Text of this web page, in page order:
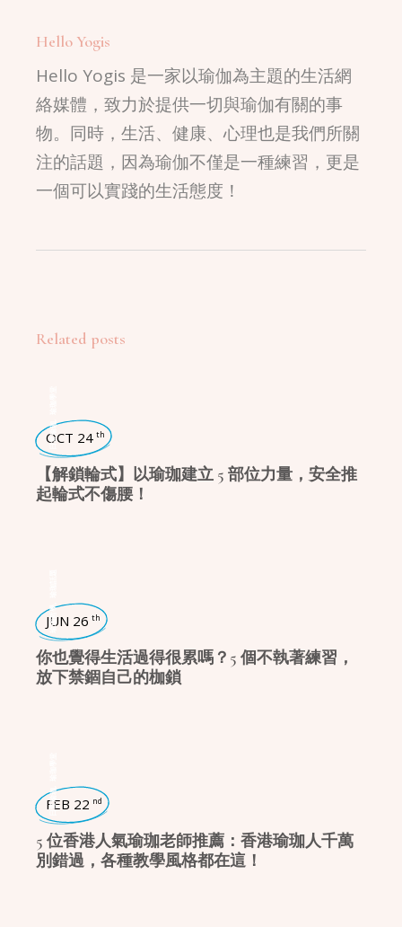
Hello Yogis
Hello Yogis 是一家以瑜伽為主題的生活網
絡媒體，致力於提供一切與瑜伽有關的事
物。同時，生活、健康、心理也是我們所關
注的話題，因為瑜伽不僅是一種練習，更是
一個可以實踐的生活態度！
Related posts
日常瑜珈
OCT 24 th
【解鎖輪式】以瑜珈建立 5 部位力量，安全推
起輪式不傷腰！
瑜珈哲學
JUN 26 th
你也覺得生活過得很累嗎？5 個不執著練習，
放下禁錮自己的枷鎖
日常瑜珈
FEB 22 nd
5 位香港人氣瑜珈老師推薦：香港瑜珈人千萬
別錯過，各種教學風格都在這！